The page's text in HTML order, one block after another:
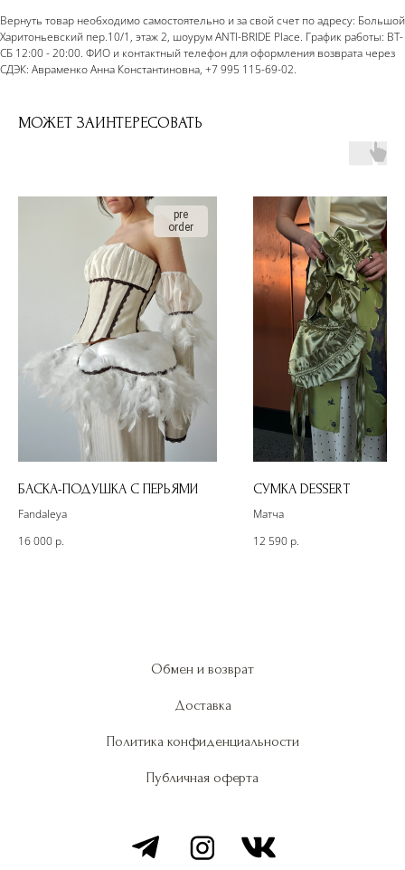
Вернуть товар необходимо самостоятельно и за свой счет по адресу: Большой
Харитоньевский пер.10/1, этаж 2, шоурум ANTI-BRIDE Place. График работы: ВТ-
СБ 12:00 - 20:00. ФИО и контактный телефон для оформления возврата через
СДЭК: Авраменко Анна Константиновна, +7 995 115-69-02.
МОЖЕТ ЗАИНТЕРЕСОВАТЬ
pre
order
БАСКА-ПОДУШКА С ПЕРЬЯМИ
Fandaleya
16 000 р.
СУМКА DESSERT
Матча
12 590 р.
Обмен и возврат
Доставка
Политика конфиденциальности
Публичная оферта